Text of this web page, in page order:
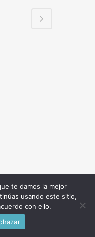
Agencia Marketing Digital
te damos la mejor
usando este sitio,
con ello.